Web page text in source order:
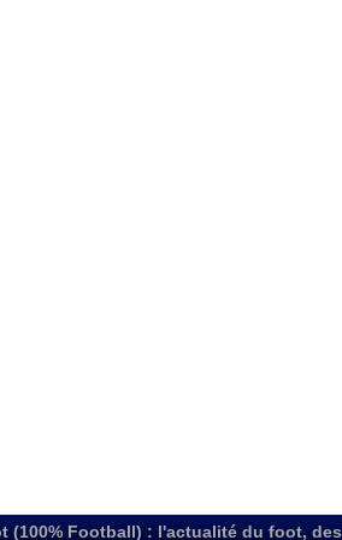
(100% Football) : l'actualité du foot,